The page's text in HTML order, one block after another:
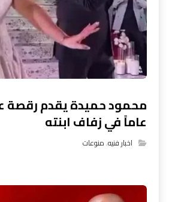
عاماً في زفاف ابنته
اخبار فنيه,منوعات